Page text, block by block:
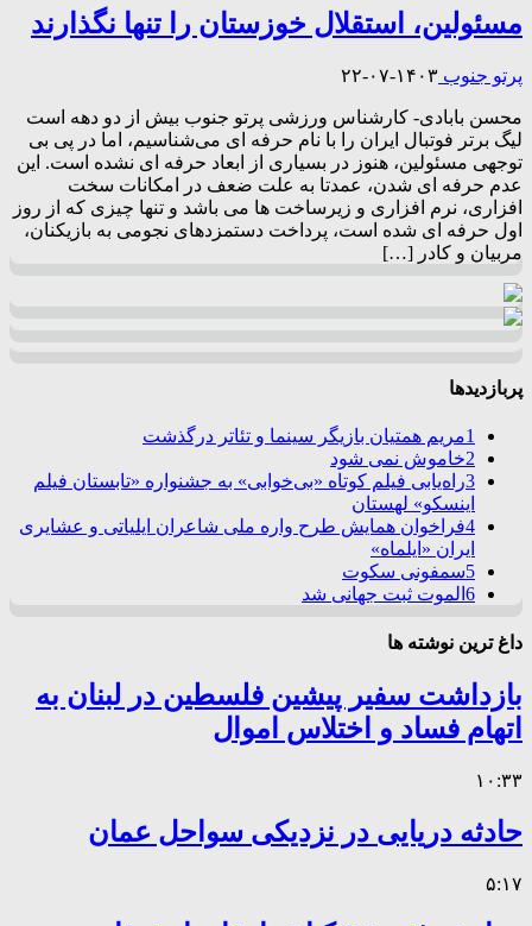
مسئولین، استقلال خوزستان را تنها نگذارند
پرتو جنوب ۱۴۰۳-۰۷-۲۲
محسن بابادی- کارشناس ورزشی پرتو جنوب بیش از دو دهه است
لیگ برتر فوتبال ایران را با نام حرفه ای می‌شناسیم، اما در پی بی
توجهی مسئولین، هنوز در بسیاری از ابعاد حرفه ای نشده است. این
عدم حرفه ای شدن، عمدتا به علت ضعف در امکانات سخت
افزاری، نرم افزاری و زیرساخت ها می باشد و تنها چیزی که از روز
اول حرفه ای شده است، پرداخت دستمزدهای نجومی به بازیکنان،
مربیان و کادر […]
پربازدیدها
1مریم همتیان بازیگر سینما و تئاتر درگذشت
2خاموش نمی شود
3راه‌یابی فیلم کوتاه «بی‌خوابی» به جشنواره «تابستان فیلم
اینسکو» لهستان
4فراخوان همایش طرح واره ملی شاعران ایلیاتی و عشایری
ایران «ایلماه»
5سمفونی سکوت
6 الموت ثبت جهانی شد
داغ ترین نوشته ها
بازداشت سفیر پیشین فلسطین در لبنان به
اتهام فساد و اختلاس اموال
۱۰:۳۳
حادثه دریایی در نزدیکی سواحل عمان
۵:۱۷